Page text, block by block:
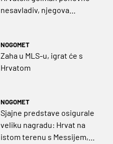
nesavladiv, njegova
NOGOMET
Zaha u MLS-u, igrat će s
Hrvatom
NOGOMET
Sjajne predstave osigurale
veliku nagradu: Hrvat na
istom terenu s Messijem,